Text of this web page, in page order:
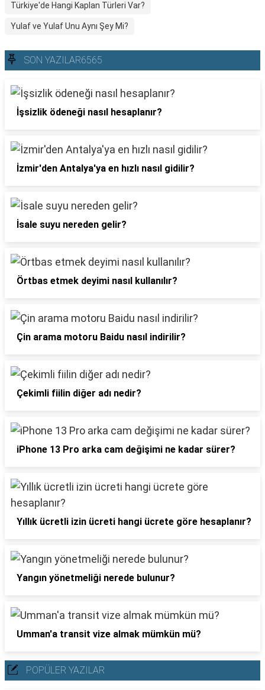
Türkiye'de Hangi Kaplan Türleri Var?
Yulaf ve Yulaf Unu Aynı Şey Mi?
SON YAZILAR6565
İşsizlik ödeneği nasıl hesaplanır?
İzmir'den Antalya'ya en hızlı nasıl gidilir?
İsale suyu nereden gelir?
Örtbas etmek deyimi nasıl kullanılır?
Çin arama motoru Baidu nasıl indirilir?
Çekimli fiilin diğer adı nedir?
iPhone 13 Pro arka cam değişimi ne kadar sürer?
Yıllık ücretli izin ücreti hangi ücrete göre hesaplanır?
Yangın yönetmeliği nerede bulunur?
Umman'a transit vize almak mümkün mü?
POPÜLER YAZILAR